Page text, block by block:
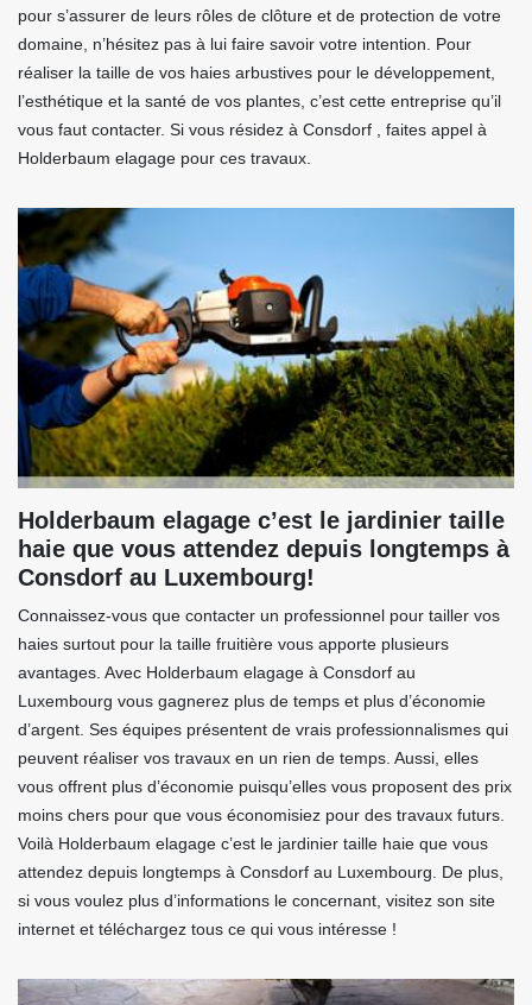
pour s’assurer de leurs rôles de clôture et de protection de votre
domaine, n’hésitez pas à lui faire savoir votre intention. Pour
réaliser la taille de vos haies arbustives pour le développement,
l’esthétique et la santé de vos plantes, c’est cette entreprise qu’il
vous faut contacter. Si vous résidez à Consdorf , faites appel à
Holderbaum elagage pour ces travaux.
Holderbaum elagage c’est le jardinier taille
haie que vous attendez depuis longtemps à
Consdorf au Luxembourg!
Connaissez-vous que contacter un professionnel pour tailler vos
haies surtout pour la taille fruitière vous apporte plusieurs
avantages. Avec Holderbaum elagage à Consdorf au
Luxembourg vous gagnerez plus de temps et plus d’économie
d’argent. Ses équipes présentent de vrais professionnalismes qui
peuvent réaliser vos travaux en un rien de temps. Aussi, elles
vous offrent plus d’économie puisqu’elles vous proposent des prix
moins chers pour que vous économisiez pour des travaux futurs.
Voilà Holderbaum elagage c’est le jardinier taille haie que vous
attendez depuis longtemps à Consdorf au Luxembourg. De plus,
si vous voulez plus d’informations le concernant, visitez son site
internet et téléchargez tous ce qui vous intéresse !